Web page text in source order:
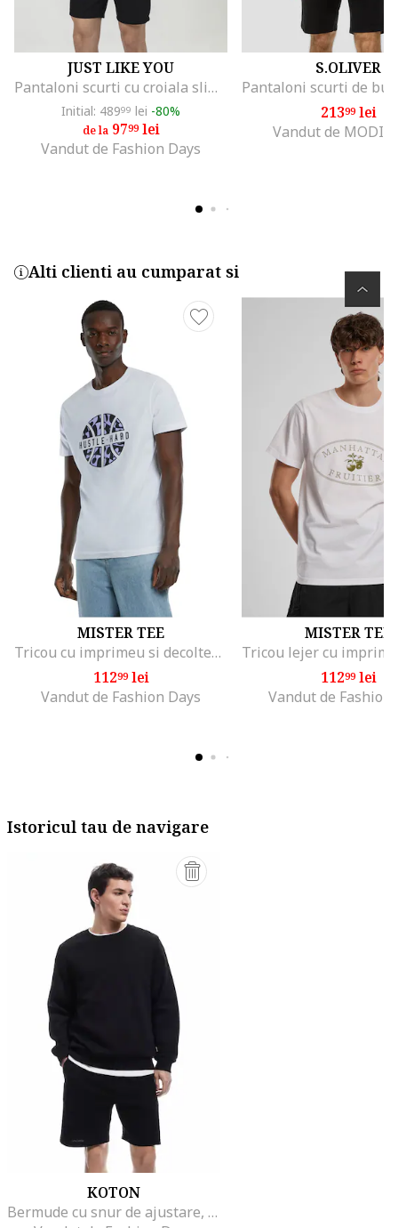
JUST LIKE YOU
Pantaloni scurti cu croiala slim-fit si aspect texturat, Negru
Initial: 48999 lei -80%
de la9799lei
Vandut de Fashion Days
S.OLIVER
21399lei
Vandut de
Alti clienti au cumparat si
MISTER TEE
Tricou cu imprimeu si decolteu la baza gatului, Negru/Violet deschis/Alb murdar
11299lei
Vandut de Fashion Days
MISTER TEE
11299lei
Vandut de Fashion
Istoricul tau de navigare
KOTON
Bermude cu snur de ajustare, Negru